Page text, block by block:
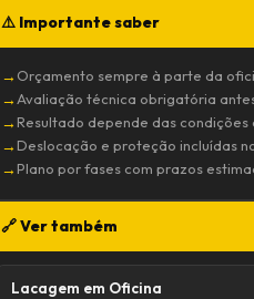
⚠️ Importante saber
→ Orçamento sempre à parte da
→ Avaliação técnica obrigatória
→ Resultado depende das condições
→ Deslocação e proteção incluídas
→ Plano por fases com prazos
🔗 Ver também
Lacagem em Oficina